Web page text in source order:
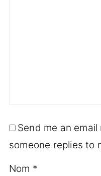
Send me an
someone replies to
Nom *